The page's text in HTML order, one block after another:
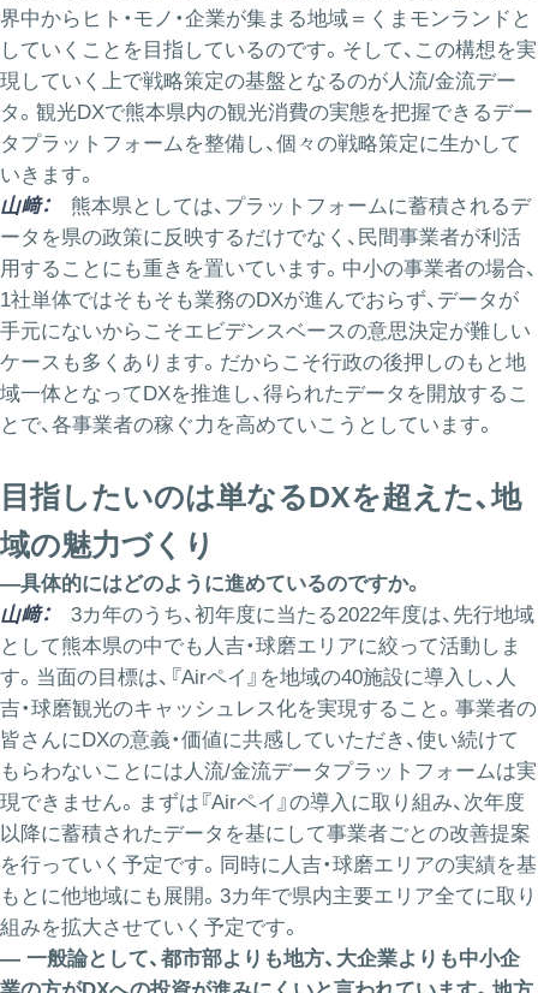
界中からヒト・モノ・企業が集まる地域＝くまモンランドと
していくことを目指しているのです。そして、この構想を実
現していく上で戦略策定の基盤となるのが人流/金流デー
タ。観光DXで熊本県内の観光消費の実態を把握できるデー
タプラットフォームを整備し、個々の戦略策定に生かして
いきます。
山﨑： 熊本県としては、プラットフォームに蓄積されるデ
ータを県の政策に反映するだけでなく、民間事業者が利活
用することにも重きを置いています。中小の事業者の場合、
1社単体ではそもそも業務のDXが進んでおらず、データが
手元にないからこそエビデンスベースの意思決定が難しい
ケースも多くあります。だからこそ行政の後押しのもと地
域一体となってDXを推進し、得られたデータを開放するこ
とで、各事業者の稼ぐ力を高めていこうとしています。
目指したいのは単なるDXを超えた、地
域の魅力づくり
―具体的にはどのように進めているのですか。
山﨑： 3カ年のうち、初年度に当たる2022年度は、先行地域
として熊本県の中でも人吉・球磨エリアに絞って活動しま
す。当面の目標は、『Airペイ』を地域の40施設に導入し、人
吉・球磨観光のキャッシュレス化を実現すること。事業者の
皆さんにDXの意義・価値に共感していただき、使い続けて
もらわないことには人流/金流データプラットフォームは実
現できません。まずは『Airペイ』の導入に取り組み、次年度
以降に蓄積されたデータを基にして事業者ごとの改善提案
を行っていく予定です。同時に人吉・球磨エリアの実績を基
もとに他地域にも展開。3カ年で県内主要エリア全てに取り
組みを拡大させていく予定です。
― 一般論として、都市部よりも地方、大企業よりも中小企